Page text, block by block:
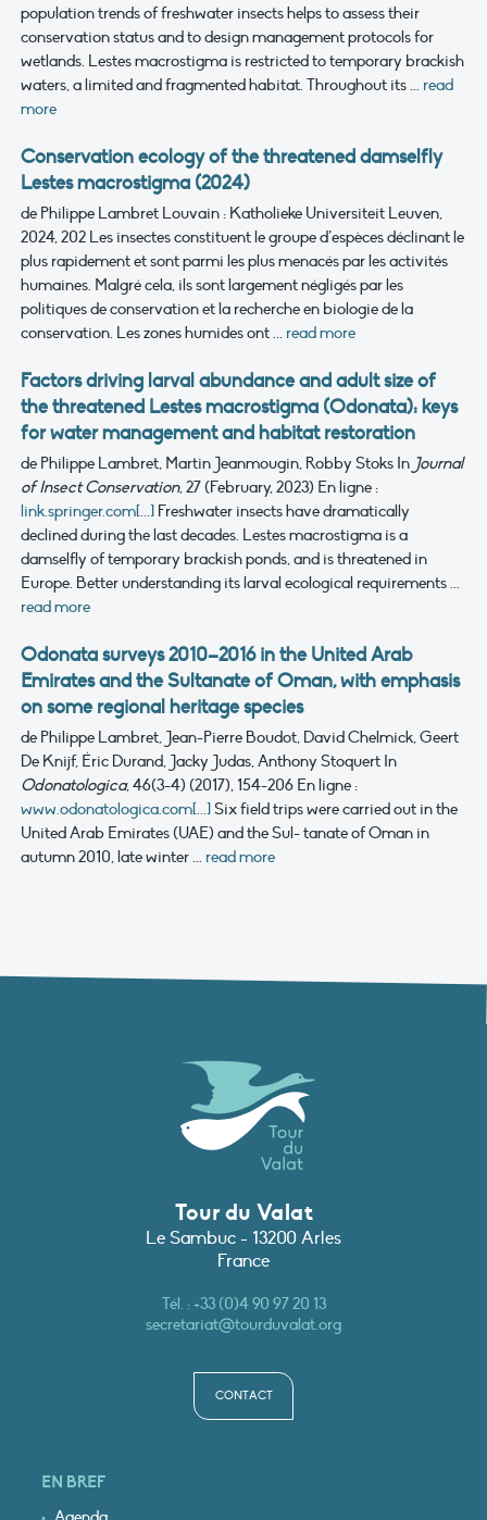
population trends of freshwater insects helps to assess their
conservation status and to design management protocols for
wetlands. Lestes macrostigma is restricted to temporary brackish
waters, a limited and fragmented habitat. Throughout its ... read
more
Conservation ecology of the threatened damselfly
Lestes macrostigma (2024)
de Philippe Lambret Louvain : Katholieke Universiteit Leuven,
2024, 202 Les insectes constituent le groupe d’espèces déclinant le
plus rapidement et sont parmi les plus menacés par les activités
humaines. Malgré cela, ils sont largement négligés par les
politiques de conservation et la recherche en biologie de la
conservation. Les zones humides ont ... read more
Factors driving larval abundance and adult size of
the threatened Lestes macrostigma (Odonata): keys
for water management and habitat restoration
de Philippe Lambret, Martin Jeanmougin, Robby Stoks In Journal
of Insect Conservation, 27 (February, 2023) En ligne :
link.springer.com[...] Freshwater insects have dramatically
declined during the last decades. Lestes macrostigma is a
damselfly of temporary brackish ponds, and is threatened in
Europe. Better understanding its larval ecological requirements ...
read more
Odonata surveys 2010–2016 in the United Arab
Emirates and the Sultanate of Oman, with emphasis
on some regional heritage species
de Philippe Lambret, Jean-Pierre Boudot, David Chelmick, Geert
De Knijf, Éric Durand, Jacky Judas, Anthony Stoquert In
Odonatologica, 46(3-4) (2017), 154-206 En ligne :
www.odonatologica.com[...]Six field trips were carried out in the
United Arab Emirates (UAE) and the Sul- tanate of Oman in
autumn 2010, late winter ... read more
Tour du Valat
Le Sambuc - 13200 Arles
France
Tél. :+33 (0)4 90 97 20 13
secretariat@tourduvalat.org
CONTACT
EN BREF